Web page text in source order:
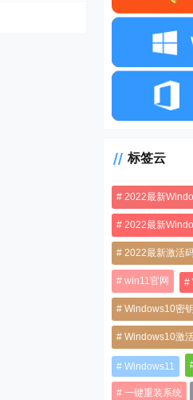
标签云
2022最新
2022最新
2022最新激活
win11官网
Windows10密钥
Windows10激
Windows11
一键重装系统